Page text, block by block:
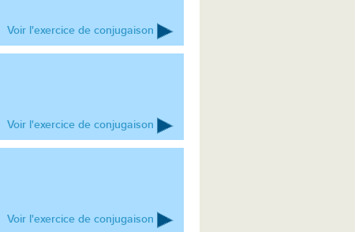
Voir l'exercice de conjugaison
Voir l'exercice de conjugaison
Voir l'exercice de conjugaison